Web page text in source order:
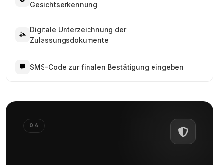
Gesichtserkennung
Digitale Unterzeichnung der
Zulassungsdokumente
SMS-Code zur finalen Bestätigung eingeben
04